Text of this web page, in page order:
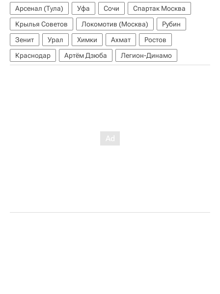
Арсенал (Тула)
Уфа Сочи
Спартак Москва
Крылья Советов
Локомотив (Москва)
Рубин
Зенит
Урал Химки Ахмат
Ростов
Краснодар
Артём Дзюба Легион-Динамо